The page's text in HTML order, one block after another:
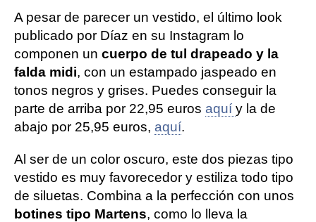
A pesar de parecer un vestido, el último look
publicado por Díaz en su Instagram lo
componen un cuerpo de tul drapeado y la
falda midi, con un estampado jaspeado en
tonos negros y grises. Puedes conseguir la
parte de arriba por 22,95 euros aquí y la de
abajo por 25,95 euros, aquí.
Al ser de un color oscuro, este dos piezas tipo
vestido es muy favorecedor y estiliza todo tipo
de siluetas. Combina a la perfección con unos
botines tipo Martens, como lo lleva la